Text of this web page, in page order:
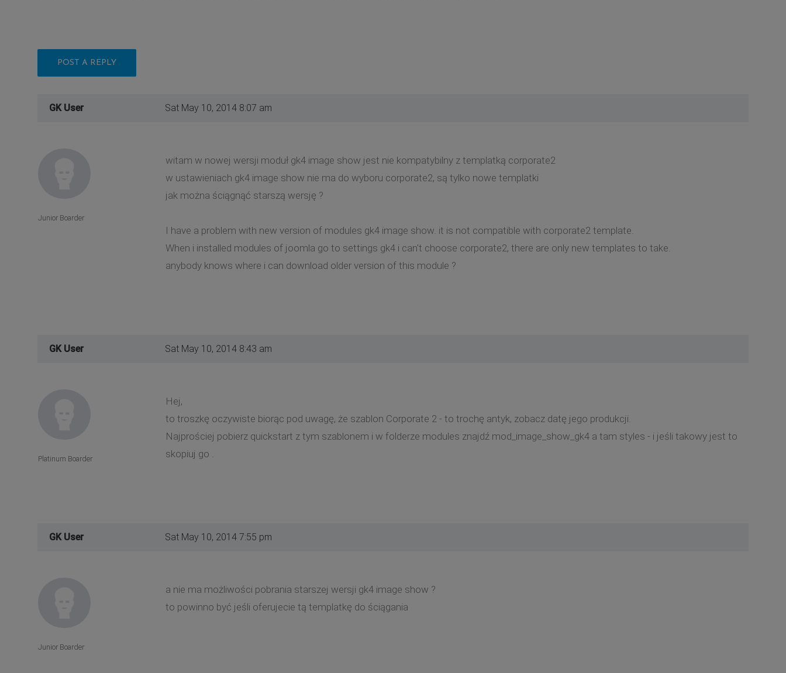
POST A REPLY
GK User Sat May 10, 2014 8:07 am
witam w nowej wersji moduł gk4 image show jest nie kompatybilny z templatką corporate2
w ustawieniach gk4 image show nie ma do wyboru corporate2, są tylko nowe templatki
jak można ściągnąć starszą wersję ?
I have a problem with new version of modules gk4 image show. it is not compatible with corporate2 template.
When i installed modules of joomla go to settings gk4 i can't choose corporate2, there are only new templates to take.
anybody knows where i can download older version of this module ?
Junior Boarder
GK User Sat May 10, 2014 8:43 am
Hej,
to troszkę oczywiste biorąc pod uwagę, że szablon Corporate 2 - to trochę antyk, zobacz datę jego produkcji.
Najprościej pobierz quickstart z tym szablonem i w folderze modules znajdź mod_image_show_gk4 a tam styles - i jeśli takowy jest to
skopiuj go .
Platinum Boarder
GK User Sat May 10, 2014 7:55 pm
a nie ma możliwości pobrania starszej wersji gk4 image show ?
to powinno być jeśli oferujecie tą templatkę do ściągania
Junior Boarder